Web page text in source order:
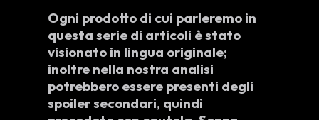
Ogni prodotto di cui parleremo in
questa serie di articoli è stato
visionato in lingua originale;
inoltre nella nostra analisi
potrebbero essere presenti degli
spoiler secondari, quindi